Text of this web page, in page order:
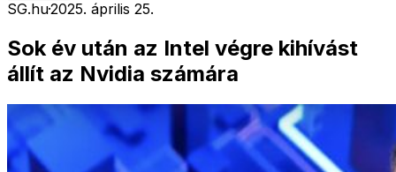
SG.hu·2025. április 25.
Sok év után az Intel végre kihívást
állít az Nvidia számára